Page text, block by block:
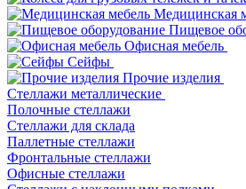
Медицинская
Пищевое
Офисная мебель
Сейфы
Прочие изделия
Стеллажи металлические
Полочные стеллажи
Стеллажи для склада
Паллетные стеллажи
Фронтальные стеллажи
Офисные стеллажи